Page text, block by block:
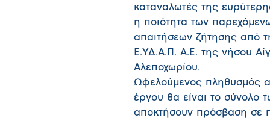
καταναλωτές της
η ποιότητα των
απαιτήσεων ζήτησης από
Ε.ΥΔ.Α.Π. Α.Ε. της νήσου
Αλεποχωρίου.
Ωφελούμενος πληθυσμός
έργου θα είναι το σύνολο
αποκτήσουν πρόσβαση σε